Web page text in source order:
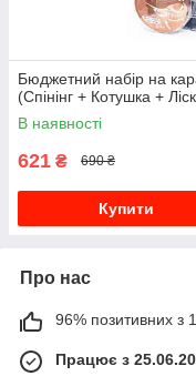
Бюджетний набір на
(Спінінг + Котушка +
В наявності
621 ₴ 690 ₴
Купити
Про нас
96% позитивних з
Працює з